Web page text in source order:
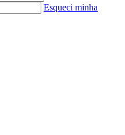
Esqueci minha